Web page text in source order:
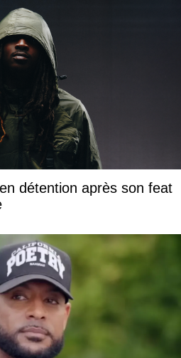
détention après son feat